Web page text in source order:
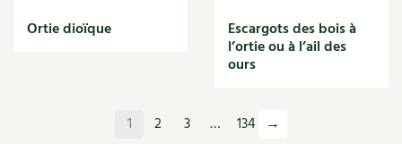
Optimiser l'espace
Ortie dioïque Escargots des bois à
l’ortie ou à l’ail des
ours
1 2 3 … 134 →